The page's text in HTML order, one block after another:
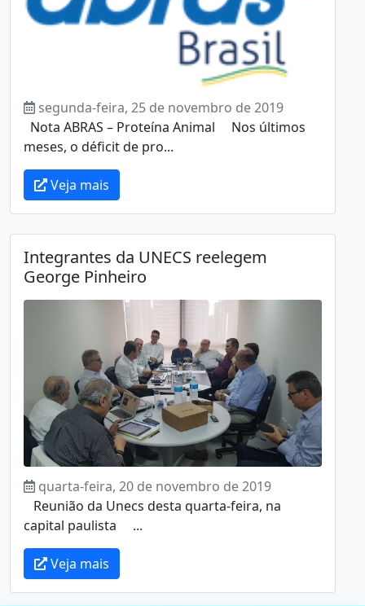
segunda-feira, 25 de novembro de 2019
Nota ABRAS – Proteína Animal Nos últimos
meses, o déficit de pro...
Veja mais
Integrantes da UNECS reelegem
George Pinheiro
quarta-feira, 20 de novembro de 2019
Reunião da Unecs desta quarta-feira, na
capital paulista ...
Veja mais